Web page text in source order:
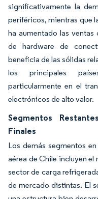
significativamente la
periféricos, mientras que
ha aumentado las
de hardware de
beneficia de las sólidas
los principales
particularmente en el
electrónicos de alto valor.
Segmentos
Finales
Los demás segmentos
aérea de Chile incluyen el
sector de carga
de mercado distintas. El